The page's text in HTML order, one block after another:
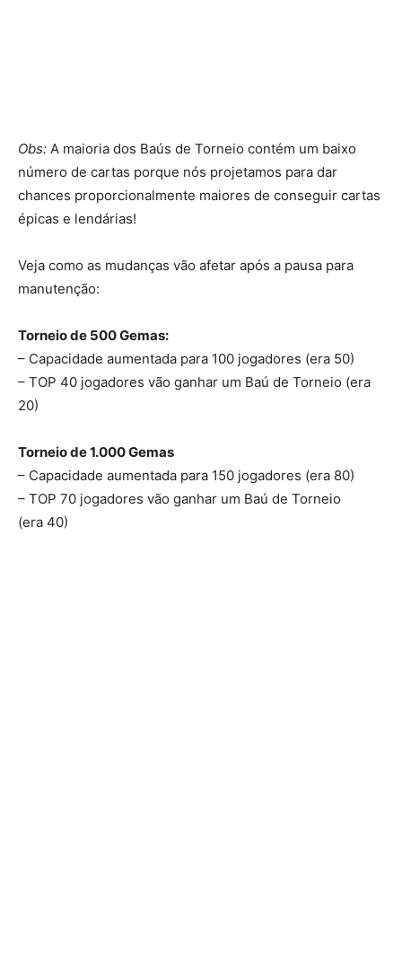
Obs: A maioria dos Baús de Torneio contém um baixo
número de cartas porque nós projetamos para dar
chances proporcionalmente maiores de conseguir cartas
épicas e lendárias!
Veja como as mudanças vão afetar após a pausa para
manutenção:
Torneio de 500 Gemas:
– Capacidade aumentada para 100 jogadores (era 50)
– TOP 40 jogadores vão ganhar um Baú de Torneio (era
20)
Torneio de 1.000 Gemas
– Capacidade aumentada para 150 jogadores (era 80)
– TOP 70 jogadores vão ganhar um Baú de Torneio
(era 40)